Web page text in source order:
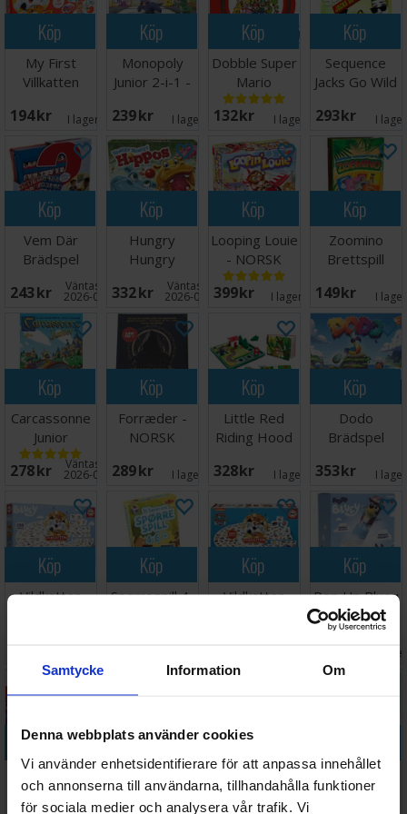
Samtycke Information Om
Denna webbplats använder cookies
Vi använder enhetsidentifierare för att anpassa innehållet
och annonserna till användarna, tillhandahålla funktioner
för sociala medier och analysera vår trafik. Vi
Köp
My First
Villkatten
194 SEK I lager: 11
Köp
Monopoly
Junior 2-i-1 -
239 SEK I lager:
Köp
Dobble Super
Mario
Brädspel
132 SEK I lager: 6
Köp
Sequence
Jacks Go Wild
293 SEK I
Köp
Vem Där
Brädspel
243 SEK Väntas in:
2026-08-15
Köp
Hungry
Hungry
Hippos
Brädspel
332 SEK Väntas in:
2026-08-27
Köp
Looping Louie
- NORSK
399 SEK I lager: 14
Köp
Zoomino
Brettspill
149 SEK I
Köp
Carcassonne
Junior
Brädspel -
Svensk
278 SEK Väntas in:
2026-09-30
Köp
Forræder -
NORSK
289 SEK I lager: 6
Köp
Little Red
Riding Hood
328 SEK I lager: 2
Köp
Dodo
Brädspel
353 SEK I
Köp
Vildkatten
Köp
Spørrespill 4-
Köp
Vildkatten
Köp
Pop Up Bluey
Brädspel
I
Köp
Magical
Athlete
Köp
Barnens
Alfapet
Köp
Vi lærer oss
STORT og
Super Charlie
Brädspel